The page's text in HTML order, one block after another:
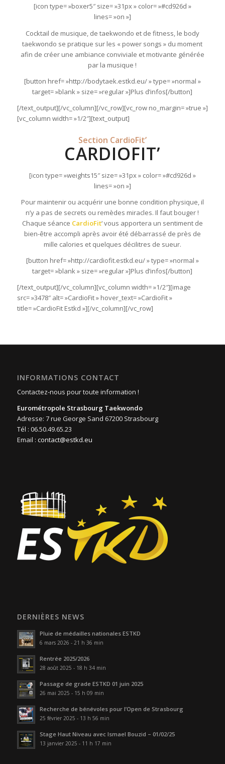
[icon type= »boxer5″ size= »31px » color= »#cd926d »
lines= »on »]
Cocktail de musique, de taekwondo et de fitness, le body
taekwondo se pratique sur les « power songs » du moment
afin de créer une ambiance conviviale et motivante générée
par la musique !
[button href= »http://bodytaek.estkd.eu/ » type= »normal »
target= »blank » size= »regular »]Plus d’infos[/button]
[/text_output][/vc_column][/vc_row][vc_row no_margin= »true »]
[vc_column width= »1/2″][text_output]
Section CardioFit’
CARDIOFIT’
[icon type= »weights15″ size= »31px » color= »#cd926d »
lines= »on »]
Pour maintenir ou acquérir une bonne condition physique, il
n’y a pas de secrets ou remèdes miracles. Il faut bouger !
Chaque séance CardioFit‘ vous apportera un sentiment de
bien-être accompli après avoir été débarrassé de près de
mille calories et quelques décilitres de sueur.
[button href= »http://cardiofit.estkd.eu/ » type= »normal »
target= »blank » size= »regular »]Plus d’infos[/button]
[/text_output][/vc_column][vc_column width= »1/2″][image
src= »3478″ alt= »CardioFit » hover_text= »CardioFit »
title= »CardioFit Estkd »][/vc_column][/vc_row]
INFORMATIONS CONTACT
Contactez-nous pour toute information !
Eurométropole Strasbourg Taekwondo
Adresse: 7 rue George Sand 67200 Strasbourg
Tél : 06.50.49.65.23
Email : contact@estkd.eu
DERNIÈRES NEWS
Pluie de médailles nationales ESTKD
6 mars 2026 - 21 h 36 min
Rentrée 2025/2026
28 août 2025 - 18 h 34 min
Passage de grade ESTKD 01 juin 2025
26 mai 2025 - 15 h 09 min
Recherche de bénévoles pour l’Open de Strasbourg
25 février 2025 - 13 h 56 min
Stage Haut Niveau avec Ismael Bouzid – 01/02/25
13 janvier 2025 - 11 h 17 min